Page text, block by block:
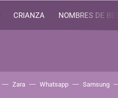
CRIANZA NOMBRES DE
Zara Whatsapp Samsung